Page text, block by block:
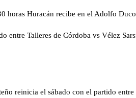
horas Huracán recibe en el Adolfo
entre Talleres de Córdoba vs Vélez
reinicia el sábado con el partido